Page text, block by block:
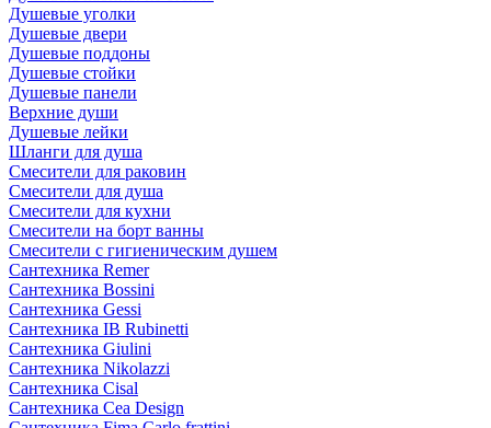
Душевые уголки
Душевые двери
Душевые поддоны
Душевые стойки
Душевые панели
Верхние души
Душевые лейки
Шланги для душа
Смесители для раковин
Смесители для душа
Смесители для кухни
Смесители на борт ванны
Смесители с гигиеническим душем
Сантехника Remer
Сантехника Bossini
Сантехника Gessi
Сантехника IB Rubinetti
Сантехника Giulini
Сантехника Nikolazzi
Сантехника Cisal
Сантехника Cea Design